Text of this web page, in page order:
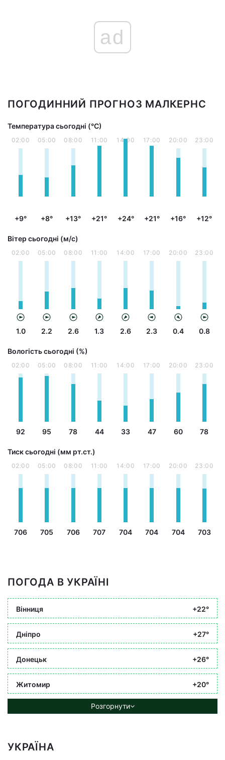
ad
ПОГОДИННИЙ ПРОГНОЗ МАЛКЕРНС
Температура сьогодні (°С)
02:00
+9°
05:00
+8°
08:00
+13°
11:00
+21°
14:00
+24°
17:00
+21°
20:00
+16°
23:00
+12°
Вітер сьогодні (м/с)
02:00
1.0
05:00
2.2
08:00
2.6
11:00
1.3
14:00
2.6
17:00
2.3
20:00
0.4
23:00
0.8
Вологість сьогодні (%)
02:00
92
05:00
95
08:00
78
11:00
44
14:00
33
17:00
47
20:00
60
23:00
78
Тиск сьогодні (мм рт.ст.)
02:00
706
05:00
705
08:00
706
11:00
707
14:00
704
17:00
704
20:00
704
23:00
703
ПОГОДА В УКРАЇНІ
Вінниця +22°
Дніпро +27°
Донецьк +26°
Житомир +20°
Розгорнути
УКРАЇНА